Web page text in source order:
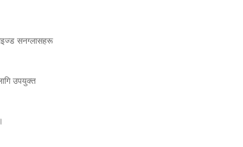
सनग्लासहरू
उपयुक्त